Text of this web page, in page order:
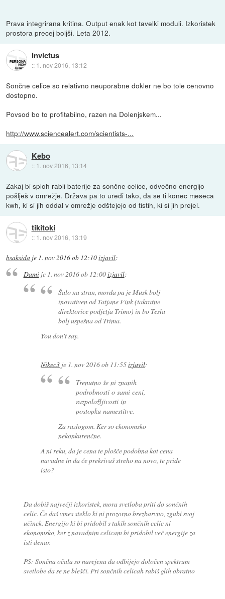
Prava integrirana kritina. Output enak kot tavelki moduli. Izkoristek
prostora precej boljši. Leta 2012.
Invictus
:: 1. nov 2016, 13:12
Sončne celice so relativno neuporabne dokler ne bo tole cenovno
dostopno.
Povsod bo to profitabilno, razen na Dolenjskem...
http://www.sciencealert.com/scientists-...
Kebo
:: 1. nov 2016, 13:14
Zakaj bi sploh rabli baterije za sončne celice, odvečno energijo
pošlješ v omrežje. Država pa to uredi tako, da se ti konec meseca
kwh, ki si jih oddal v omrežje odštejejo od tistih, ki si jih prejel.
tikitoki
:: 1. nov 2016, 13:19
bsaksida je 1. nov 2016 ob 12:10izjavil:
Damije 1. nov 2016 ob 12:00izjavil:
Šalo na stran, morda pa je Musk bolj
inovativen od Tatjane Fink (takratne
direktorice podjetja Trimo) in bo Tesla
bolj uspešna od Trima.
You don't say.
Nikec3 je 1. nov 2016 ob 11:55izjavil:
Trenutno še ni znanih
podrobnosti o sami ceni,
razpoložljivosti in
postopku namestitve.
Za razlogom. Ker so ekonomsko
nekonkurenčne.
A ni reku, da je cena te plošče podobna kot cena
navadne in da če prekrivaš streho na novo, te pride
isto?
Da dobiš največji izkoristek, mora svetloba priti do sončnih
celic. Če daš vmes steklo ki ni prozorno brezbarvno, zgubi svoj
učinek. Energijo ki bi pridobil s takih sončnih celic ni
ekonomsko, ker z navadnim celicam bi pridobil več energije za
isti denar.
PS: Sončna očala so narejena da odbijejo določen spektrum
svetlobe da se ne blešči. Pri sončnih celicah rabiš glih obratno